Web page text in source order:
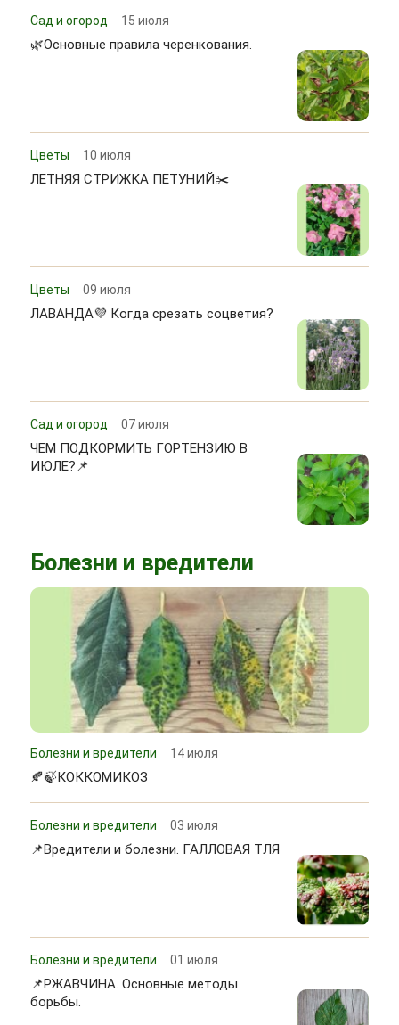
Сад и огород 15 июля
🌿Основные правила черенкования.
Цветы 10 июля
ЛЕТНЯЯ СТРИЖКА ПЕТУНИЙ✂️
Цветы 09 июля
ЛАВАНДА💜 Когда срезать соцветия?
Сад и огород 07 июля
ЧЕМ ПОДКОРМИТЬ ГОРТЕНЗИЮ В
ИЮЛЕ?📌
Болезни и вредители
Болезни и вредители 14 июля
🍂🍃КОККОМИКОЗ
Болезни и вредители 03 июля
📌Вредители и болезни. ГАЛЛОВАЯ ТЛЯ
Болезни и вредители 01 июля
📌РЖАВЧИНА. Основные методы
борьбы.